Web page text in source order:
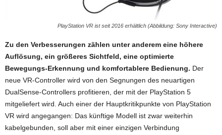
PlayStation VR ist seit 2016 erhältlich (Abbildung: Sony Interactive)
Zu den Verbesserungen zählen unter anderem eine höhere
Auflösung, ein größeres Sichtfeld, eine optimierte
Bewegungs-Erkennung und komfortablere Bedienung. Der
neue VR-Controller wird von den Segnungen des neuartigen
DualSense-Controllers profitieren, der mit der PlayStation 5
mitgeliefert wird. Auch einer der Hauptkritikpunkte von PlayStation
VR wird angegangen: Das künftige Modell ist zwar weiterhin
kabelgebunden, soll aber mit einer einzigen Verbindung